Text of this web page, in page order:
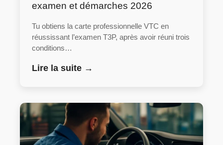
examen et démarches 2026
Tu obtiens la carte professionnelle VTC en
réussissant l’examen T3P, après avoir réuni trois
conditions…
Lire la suite →